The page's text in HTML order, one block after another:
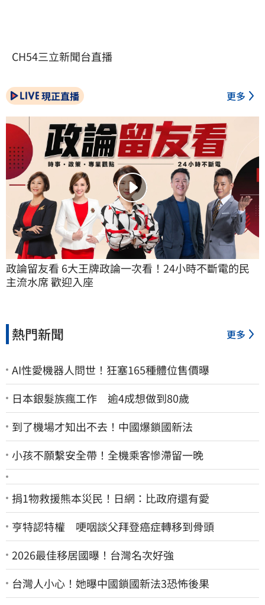
CH54三立新聞台直播
現正直播 更多
政論留友看 6大王牌政論一次看！24小時不斷電的民
主流水席 歡迎入座
熱門新聞 更多
AI性愛機器人問世！狂塞165種體位售價曝
日本銀髮族瘋工作 逾4成想做到80歲
到了機場才知出不去！中國爆鎖國新法
小孩不願繫安全帶！全機乘客慘滯留一晚
捐1物救援熊本災民！日網：比政府還有愛
亨特認特權 哽咽談父拜登癌症轉移到骨頭
2026最佳移居國曝！台灣名次好強
台灣人小心！她曝中國鎖國新法3恐怖後果